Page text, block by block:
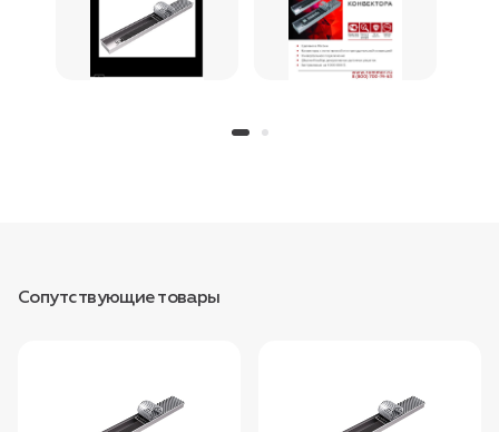
Сопутствующие товары